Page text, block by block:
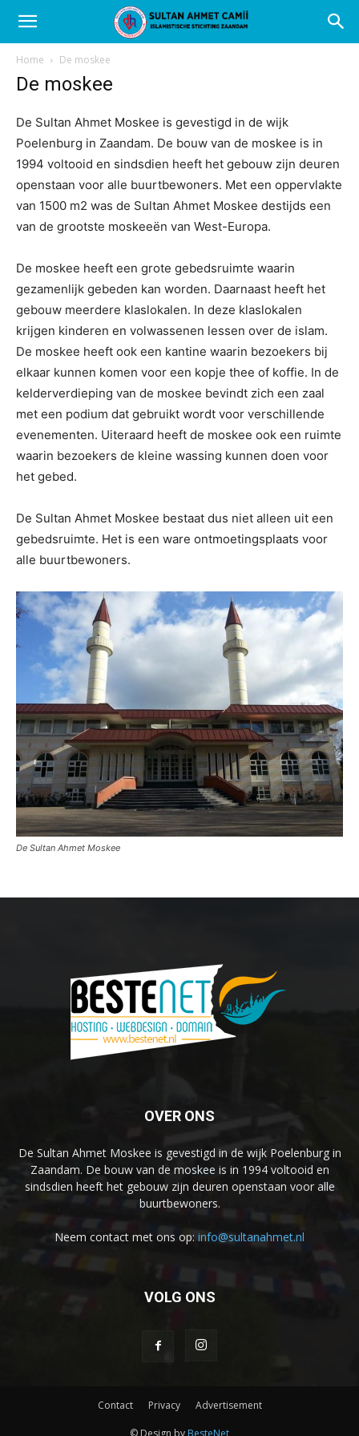
Home De moskee
De moskee
De Sultan Ahmet Moskee is gevestigd in de wijk
Poelenburg in Zaandam. De bouw van de moskee is in
1994 voltooid en sindsdien heeft het gebouw zijn deuren
openstaan voor alle buurtbewoners. Met een oppervlakte
van 1500 m2 was de Sultan Ahmet Moskee destijds een
van de grootste moskeeën van West-Europa.
De moskee heeft een grote gebedsruimte waarin
gezamenlijk gebeden kan worden. Daarnaast heeft het
gebouw meerdere klaslokalen. In deze klaslokalen
krijgen kinderen en volwassenen lessen over de islam.
De moskee heeft ook een kantine waarin bezoekers bij
elkaar kunnen komen voor een kopje thee of koffie. In de
kelderverdieping van de moskee bevindt zich een zaal
met een podium dat gebruikt wordt voor verschillende
evenementen. Uiteraard heeft de moskee ook een ruimte
waarin bezoekers de kleine wassing kunnen doen voor
het gebed.
De Sultan Ahmet Moskee bestaat dus niet alleen uit een
gebedsruimte. Het is een ware ontmoetingsplaats voor
alle buurtbewoners.
De Sultan Ahmet Moskee
OVER ONS
De Sultan Ahmet Moskee is gevestigd in de wijk Poelenburg in
Zaandam. De bouw van de moskee is in 1994 voltooid en
sindsdien heeft het gebouw zijn deuren openstaan voor alle
buurtbewoners.
Neem contact met ons op: info@sultanahmet.nl
VOLG ONS
Contact Privacy Advertisement
© Design by BesteNet